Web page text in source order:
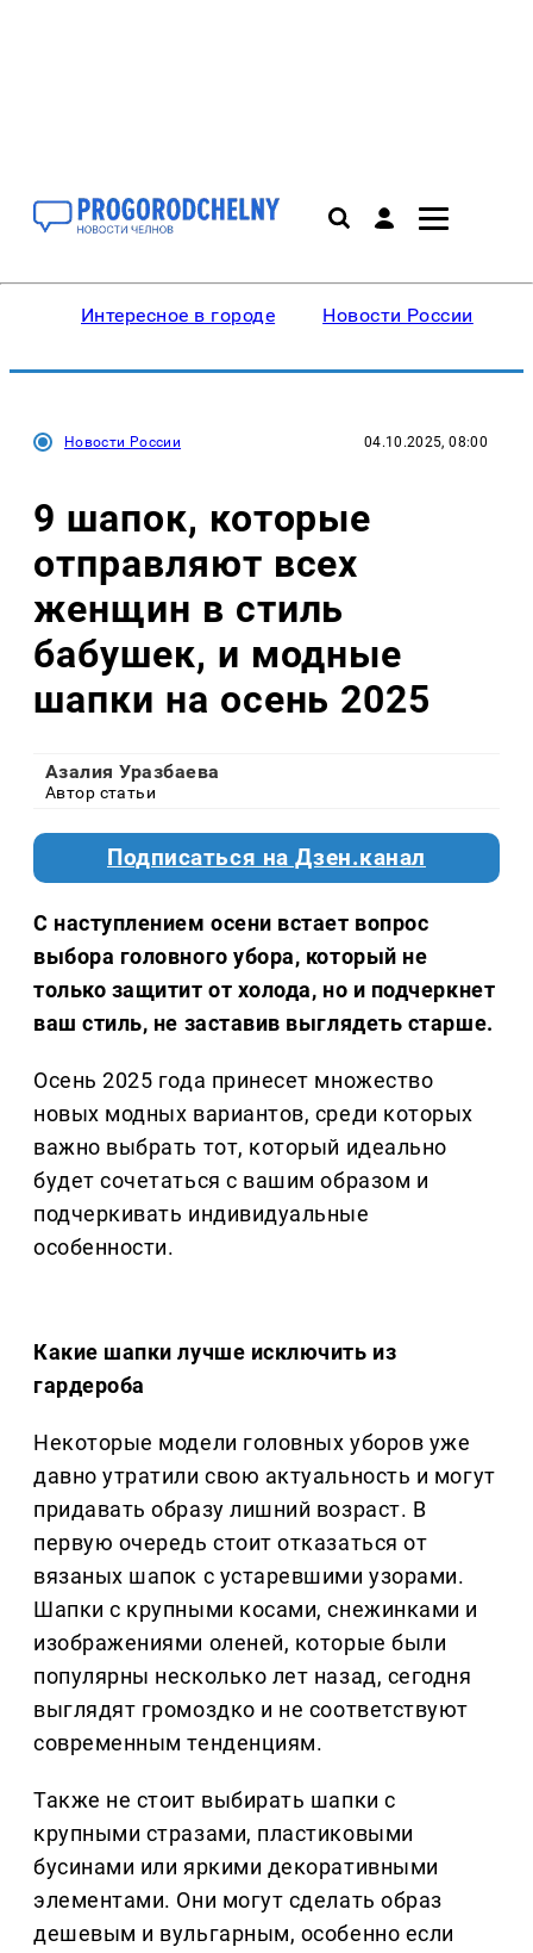
Интересное в городе Новости России
Новости России 04.10.2025, 08:00
9 шапок, которые
отправляют всех
женщин в стиль
бабушек, и модные
шапки на осень 2025
Азалия Уразбаева
Автор статьи
Подписаться на Дзен.канал
С наступлением осени встает вопрос
выбора головного убора, который не
только защитит от холода, но и подчеркнет
ваш стиль, не заставив выглядеть старше.
Осень 2025 года принесет множество
новых модных вариантов, среди которых
важно выбрать тот, который идеально
будет сочетаться с вашим образом и
подчеркивать индивидуальные
особенности.
Какие шапки лучше исключить из
гардероба
Некоторые модели головных уборов уже
давно утратили свою актуальность и могут
придавать образу лишний возраст. В
первую очередь стоит отказаться от
вязаных шапок с устаревшими узорами.
Шапки с крупными косами, снежинками и
изображениями оленей, которые были
популярны несколько лет назад, сегодня
выглядят громоздко и не соответствуют
современным тенденциям.
Также не стоит выбирать шапки с
крупными стразами, пластиковыми
бусинами или яркими декоративными
элементами. Они могут сделать образ
дешевым и вульгарным, особенно если